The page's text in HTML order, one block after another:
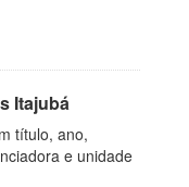
Itajubá
título, ano,
e unidade